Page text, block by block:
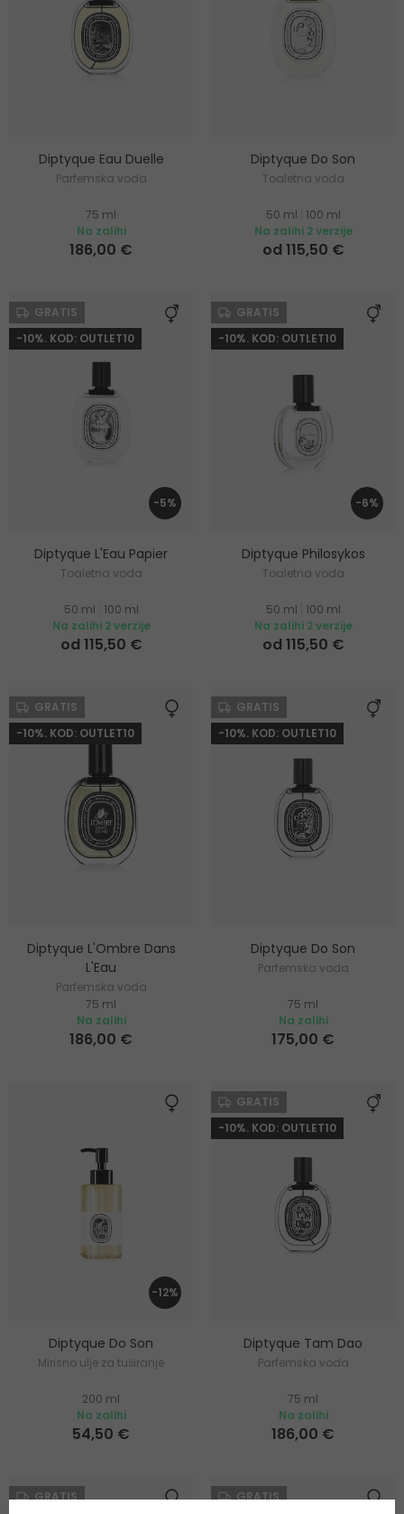
Diptyque Eau Duelle
Parfemska voda
75 ml
Na zalihi
186,00 €
Diptyque Do Son
Toaletna voda
50 ml
100 ml
Na zalihi 2 verzije
od 115,50 €
GRATIS
-10%. KOD: OUTLET10
-5%
Diptyque L'Eau Papier
Toaletna voda
50 ml
100 ml
Na zalihi 2 verzije
od 115,50 €
GRATIS
-10%. KOD: OUTLET10
-6%
Diptyque Philosykos
Toaletna voda
50 ml
100 ml
Na zalihi 2 verzije
od 115,50 €
GRATIS
-10%. KOD: OUTLET10
Diptyque L'Ombre Dans
L'Eau
Parfemska voda
75 ml
Na zalihi
186,00 €
GRATIS
-10%. KOD: OUTLET10
Diptyque Do Son
Parfemska voda
75 ml
Na zalihi
175,00 €
-12%
Diptyque Do Son
Mirisno ulje za tuširanje
200 ml
Na zalihi
54,50 €
GRATIS
-10%. KOD: OUTLET10
Diptyque Tam Dao
Parfemska voda
75 ml
Na zalihi
186,00 €
GRATIS GRATIS